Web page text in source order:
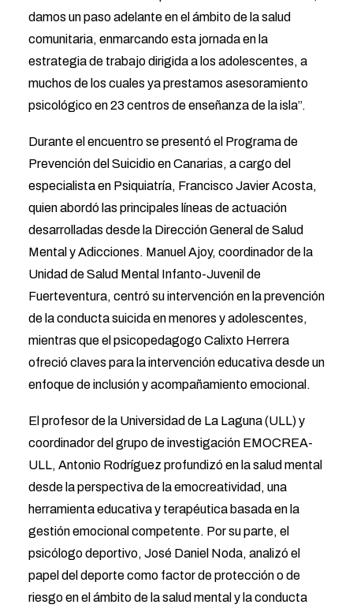
damos un paso adelante en el ámbito de la salud
comunitaria, enmarcando esta jornada en la
estrategia de trabajo dirigida a los adolescentes, a
muchos de los cuales ya prestamos asesoramiento
psicológico en 23 centros de enseñanza de la isla”.
Durante el encuentro se presentó el Programa de
Prevención del Suicidio en Canarias, a cargo del
especialista en Psiquiatría, Francisco Javier Acosta,
quien abordó las principales líneas de actuación
desarrolladas desde la Dirección General de Salud
Mental y Adicciones. Manuel Ajoy, coordinador de la
Unidad de Salud Mental Infanto-Juvenil de
Fuerteventura, centró su intervención en la prevención
de la conducta suicida en menores y adolescentes,
mientras que el psicopedagogo Calixto Herrera
ofreció claves para la intervención educativa desde un
enfoque de inclusión y acompañamiento emocional.
El profesor de la Universidad de La Laguna (ULL) y
coordinador del grupo de investigación EMOCREA-
ULL, Antonio Rodríguez profundizó en la salud mental
desde la perspectiva de la emocreatividad, una
herramienta educativa y terapéutica basada en la
gestión emocional competente. Por su parte, el
psicólogo deportivo, José Daniel Noda, analizó el
papel del deporte como factor de protección o de
riesgo en el ámbito de la salud mental y la conducta